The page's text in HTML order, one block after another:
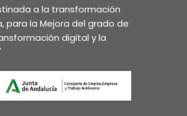
a la transformación
para la Mejora del grado de
digital y la